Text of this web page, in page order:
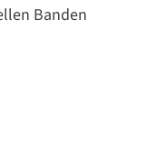
Banden